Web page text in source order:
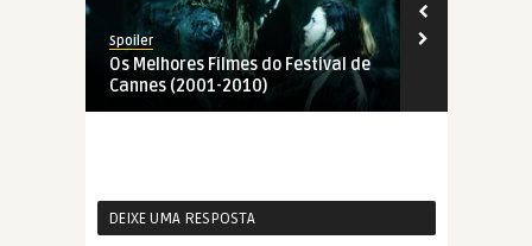
Spoiler
Os Melhores Filmes do Festival de
Cannes (2001-2010)
DEIXE UMA RESPOSTA